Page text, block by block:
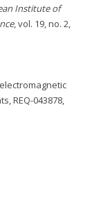
Institute of
, vol. 19, no. 2,
REQ-043878,